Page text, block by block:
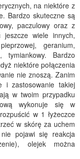
na niektóre z
Bardzo skuteczne są
paczulowy oraz z
jeszcze wiele innych,
geranium,
tymiankowy. Bardzo
niektóre połączenia
nie znoszą. Zanim
i zastosowanie takiej
w twoim przypadku
wykonuje się w
w 1 łyżeczce
w skórę za uchem
pojawi się reakcja
olejek można